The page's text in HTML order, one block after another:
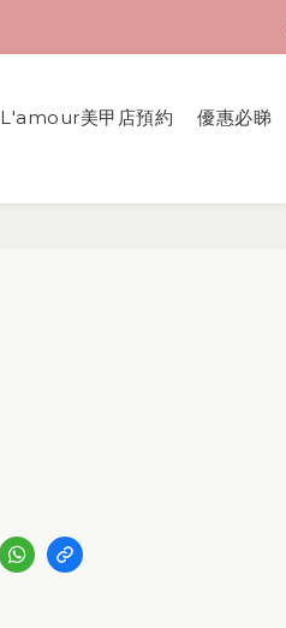
L'amour美甲店預約 優惠必睇